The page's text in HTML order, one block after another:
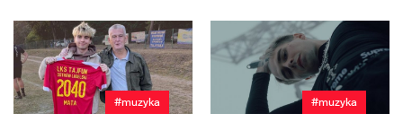
#muzyka #muzyka